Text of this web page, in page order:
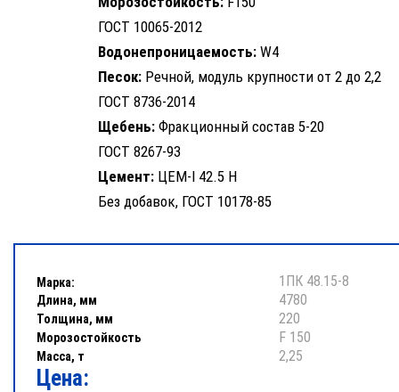
ГОСТ 10065-2012
Водонепроницаемость: W4
Песок: Речной, модуль крупности от 2 до 2,2
ГОСТ 8736-2014
Щебень: Фракционный состав 5-20
ГОСТ 8267-93
Цемент: ЦЕМ-I 42.5 Н
Без добавок, ГОСТ 10178-85
Марка: 1ПК 48.15-8
Длина, мм 4780
Толщина, мм 220
Морозостойкость F 150
Масса, т 2,25
Цена: